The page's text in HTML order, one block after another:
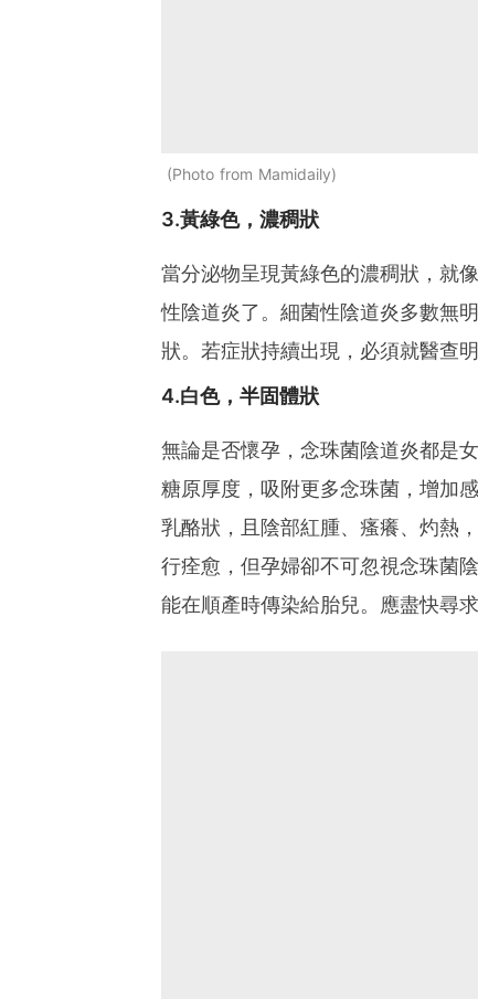
Photo from Mamidaily
3.黃綠色，濃稠狀
當分泌物呈現黃綠色的濃稠狀，就
性陰道炎了。細菌性陰道炎多數無
狀。若症狀持續出現，必須就醫查
4.白色，半固體狀
無論是否懷孕，念珠菌陰道炎都是
糖原厚度，吸附更多念珠菌，增加
乳酪狀，且陰部紅腫、瘙癢、灼熱
行痊愈，但孕婦卻不可忽視念珠菌
能在順產時傳染給胎兒。應盡快尋